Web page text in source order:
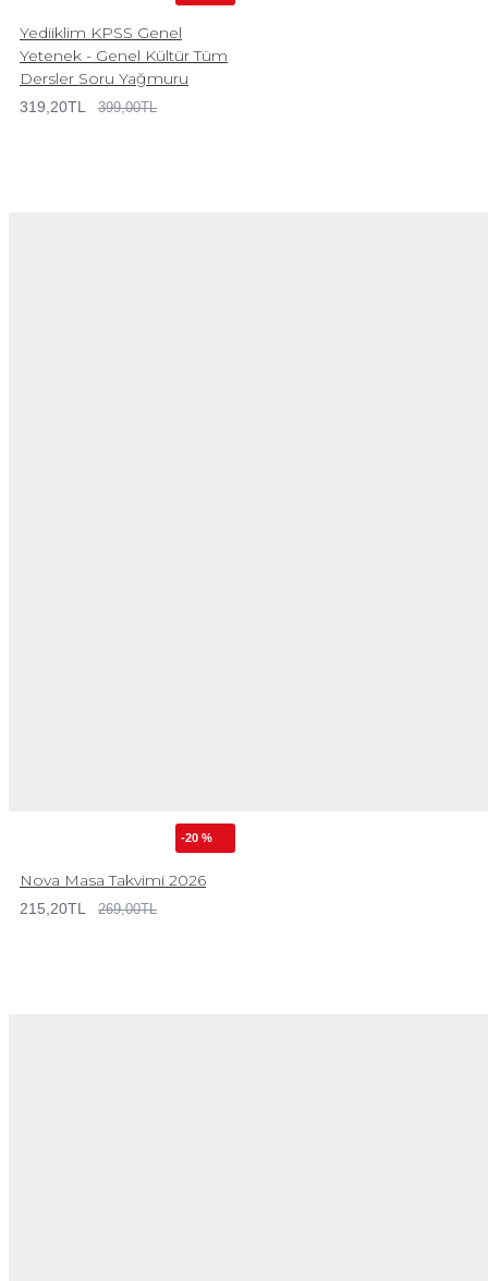
Yediiklim KPSS Genel
Yetenek - Genel Kültür Tüm
Dersler Soru Yağmuru
319,20TL 399,00TL
-20 %
Nova Masa Takvimi 2026
215,20TL 269,00TL